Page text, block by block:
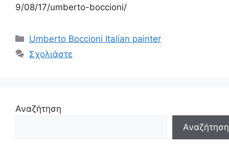
9/08/17/umberto-boccioni/
Κατηγορίες
Umberto Boccioni Italian painter
Σχολιάστε
Αναζήτηση
Αναζήτηση